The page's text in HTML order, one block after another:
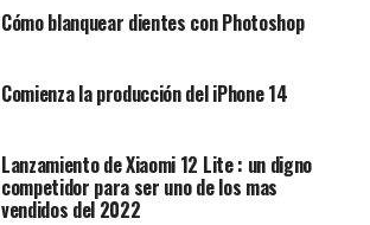
Cómo blanquear dientes con Photoshop
Comienza la producción del iPhone 14
Lanzamiento de Xiaomi 12 Lite : un digno
competidor para ser uno de los mas
vendidos del 2022